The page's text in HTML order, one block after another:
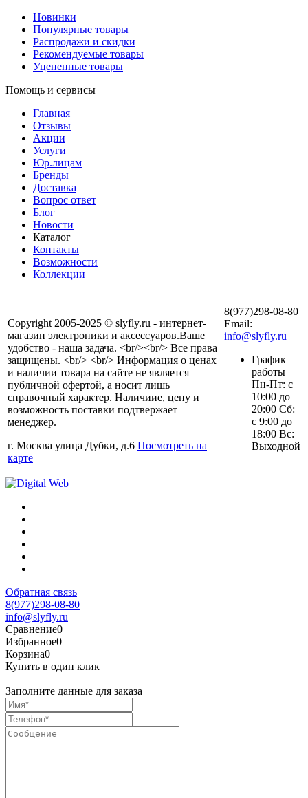
Новинки
Популярные товары
Распродажи и скидки
Рекомендуемые товары
Уцененные товары
Помощь и сервисы
Главная
Отзывы
Акции
Услуги
Юр.лицам
Бренды
Доставка
Вопрос ответ
Блог
Новости
Каталог
Контакты
Возможности
Коллекции
Copyright 2005-2025 © slyfly.ru - интернет-
магазин электроники и аксессуаров.Ваше
удобство - наша задача. <br/><br/> Все права
защищены. <br/> <br/> Информация о ценах
и наличии товара на сайте не является
публичной офертой, а носит лишь
справочный характер. Наличиие, цену и
возможность поставки подтвержает
менеджер.
г. Москва улица Дубки, д.6 Посмотреть на
карте
8(977)298-08-80
Email:
info@slyfly.ru
График
работы
Пн-Пт: с
10:00 до
20:00 Сб:
с 9:00 до
18:00 Вс:
Выходной
Обратная связь
8(977)298-08-80
info@slyfly.ru
Сравнение0
Избранное0
Корзина0
Купить в один клик
Заполните данные для заказа